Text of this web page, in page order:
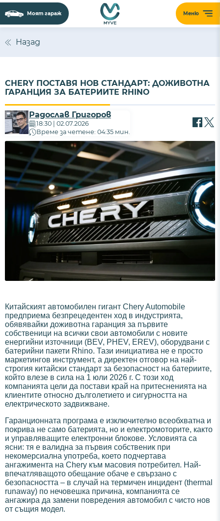
Меню
Моят гараж
Назад
CHERY ПОСТАВЯ НОВ СТАНДАРТ: ДОЖИВОТНА
ГАРАНЦИЯ ЗА БАТЕРИИТЕ RHINO
Радослав Григоров
18:30 | 02.07.2026
Време за четене: 04:35 мин.
Китайският автомобилен гигант Chery Automobile
предприема безпрецедентен ход в индустрията,
обявявайки доживотна гаранция за първите
собственици на всички свои автомобили с новите
енергийни източници (BEV, PHEV, EREV), оборудвани с
батерийни пакети Rhino. Тази инициатива не е просто
маркетингов инструмент, а директен отговор на най-
строгия китайски стандарт за безопасност на батериите,
който влезе в сила на 1 юли 2026 г. С този ход
компанията цели да постави край на притесненията на
клиентите относно дълголетието и сигурността на
електрическото задвижване.
Гаранционната програма е изключително всеобхватна и
покрива не само батерията, но и електромоторите, както
и управляващите електронни блокове. Условията са
ясни: тя е валидна за първия собственик при
некомерсиална употреба, което подчертава
ангажимента на Chery към масовия потребител. Най-
впечатляващото обещание обаче е свързано с
безопасността – в случай на термичен инцидент (thermal
runaway) по нечовешка причина, компанията се
ангажира да замени повредения автомобил с чисто нов
от същия модел.